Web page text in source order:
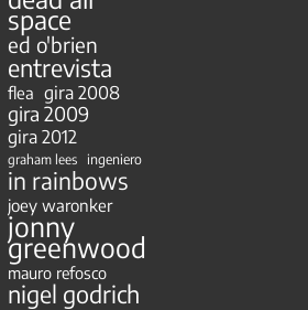
space
ed o'brien
entrevista
flea gira 2008
gira 2009
gira 2012
graham lees ingeniero
in rainbows
joey waronker
jonny
greenwood
mauro refosco
nigel godrich